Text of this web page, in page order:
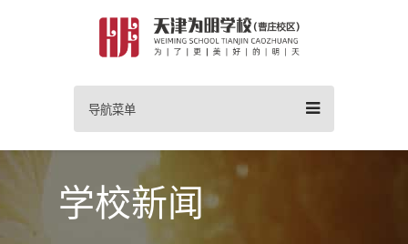
导航菜单
学校新闻